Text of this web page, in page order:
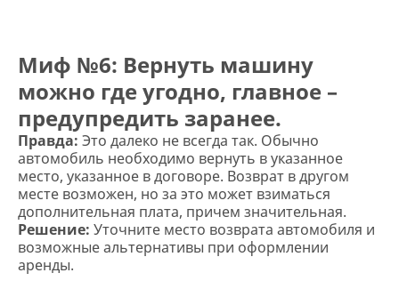
Миф №6: Вернуть машину
можно где угодно, главное –
предупредить заранее.
Правда: Это далеко не всегда так. Обычно
автомобиль необходимо вернуть в указанное
место, указанное в договоре. Возврат в другом
месте возможен, но за это может взиматься
дополнительная плата, причем значительная.
Решение: Уточните место возврата автомобиля и
возможные альтернативы при оформлении
аренды.